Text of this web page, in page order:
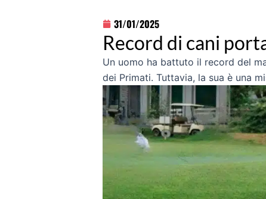
31/01/2025
Record di cani
Un uomo ha battuto il record del
dei Primati. Tuttavia, la sua è una